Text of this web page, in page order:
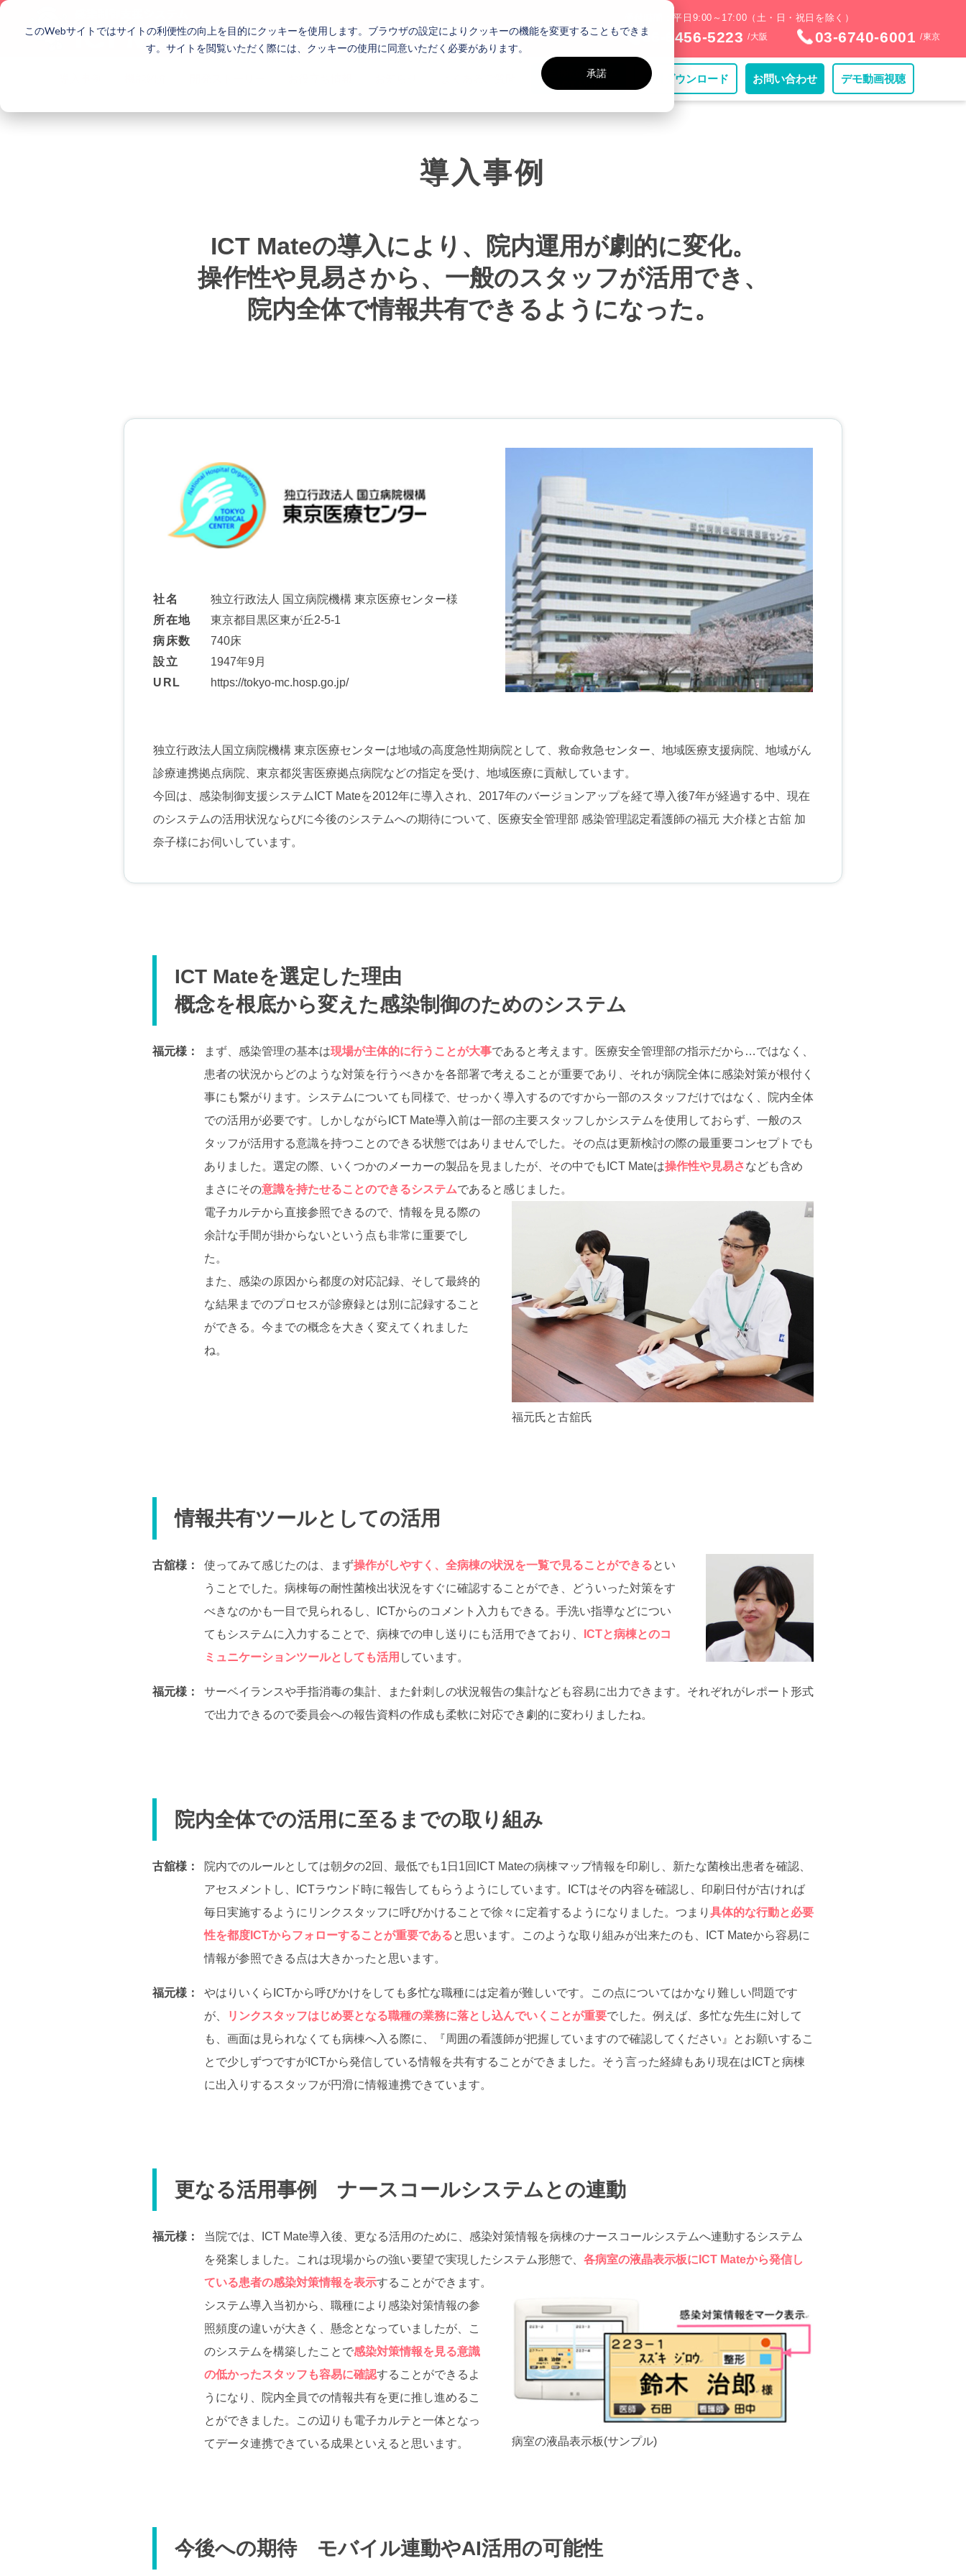
このWebサイトではサイトの利便性の向上を目的にクッキーを使用します。ブラウザの設定によりクッキーの機能を変更することもできま
す。サイトを閲覧いただく際には、クッキーの使用に同意いただく必要があります。
承諾
微生物検査システム 資料 ダウンロード お問い合わせ デモ動画視聴
受付時間：平日9:00～17:00（土・日・祝日を除く）
06-6456-5223 /大阪 03-6740-6001 /東京
導入事例
ICT Mateの導入により、院内運用が劇的に変化。
操作性や見易さから、一般のスタッフが活用でき、
院内全体で情報共有できるようになった。
社名
独立行政法人 国立病院機構 東京医療センター様
所在地
東京都目黒区東が丘2-5-1
病床数
740床
設立
1947年9月
URL
https://tokyo-mc.hosp.go.jp/
独立行政法人国立病院機構 東京医療センターは地域の高度急性期病院として、救命救急センター、地域医療支援病院、地域がん
診療連携拠点病院、東京都災害医療拠点病院などの指定を受け、地域医療に貢献しています。
今回は、感染制御支援システムICT Mateを2012年に導入され、2017年のバージョンアップを経て導入後7年が経過する中、現在
のシステムの活用状況ならびに今後のシステムへの期待について、医療安全管理部 感染管理認定看護師の福元 大介様と古舘 加
奈子様にお伺いしています。
ICT Mateを選定した理由
概念を根底から変えた感染制御のためのシステム
福元様： まず、感染管理の基本は現場が主体的に行うことが大事であると考えます。医療安全管理部の指示だから…ではなく、
患者の状況からどのような対策を行うべきかを各部署で考えることが重要であり、それが病院全体に感染対策が根付く
事にも繋がります。システムについても同様で、せっかく導入するのですから一部のスタッフだけではなく、院内全体
での活用が必要です。しかしながらICT Mate導入前は一部の主要スタッフしかシステムを使用しておらず、一般のス
タッフが活用する意識を持つことのできる状態ではありませんでした。その点は更新検討の際の最重要コンセプトでも
ありました。選定の際、いくつかのメーカーの製品を見ましたが、その中でもICT Mateは操作性や見易さなども含め
まさにその意識を持たせることのできるシステムであると感じました。
福元氏と古舘氏
電子カルテから直接参照できるので、情報を見る際の
余計な手間が掛からないという点も非常に重要でし
た。
また、感染の原因から都度の対応記録、そして最終的
な結果までのプロセスが診療録とは別に記録すること
ができる。今までの概念を大きく変えてくれました
ね。
情報共有ツールとしての活用
古舘様： 使ってみて感じたのは、まず操作がしやすく、全病棟の状況を一覧で見ることができるとい
うことでした。病棟毎の耐性菌検出状況をすぐに確認することができ、どういった対策をす
べきなのかも一目で見られるし、ICTからのコメント入力もできる。手洗い指導などについ
てもシステムに入力することで、病棟での申し送りにも活用できており、
ICTと病棟とのコ
ミュニケーションツールとしても活用 しています。
福元様：
サーベイランスや手指消毒の集計、また針刺しの状況報告の集計なども容易に出力できます。それぞれがレポート形式
で出力できるので委員会への報告資料の作成も柔軟に対応でき劇的に変わりましたね。
院内全体での活用に至るまでの取り組み
古舘様：
院内でのルールとしては朝夕の2回、最低でも1日1回ICT Mateの病棟マップ情報を印刷し、新たな菌検出患者を確認、
アセスメントし、ICTラウンド時に報告してもらうようにしています。ICTはその内容を確認し、印刷日付が古ければ
毎日実施するようにリンクスタッフに呼びかけることで徐々に定着するようになりました。つまり 具体的な行動と必要
性を都度ICTからフォローすることが重要であると思います。このような取り組みが出来たのも、ICT Mateから容易に
情報が参照できる点は大きかったと思います。
福元様：
やはりいくらICTから呼びかけをしても多忙な職種には定着が難しいです。この点についてはかなり難しい問題です
が、
リンクスタッフはじめ要となる職種の業務に落とし込んでいくことが重要でした。例えば、多忙な先生に対して
も、画面は見られなくても病棟へ入る際に、『周囲の看護師が把握していますので確認してください』とお願いするこ
とで少しずつですがICTから発信している情報を共有することができました。そう言った経緯もあり現在はICTと病棟
に出入りするスタッフが円滑に情報連携できています。
更なる活用事例 ナースコールシステムとの連動
福元様：
当院では、ICT Mate導入後、更なる活用のために、感染対策情報を病棟のナースコールシステムへ連動するシステム
を発案しました。これは現場からの強い要望で実現したシステム形態で、 各病室の液晶表示板にICT Mateから発信し
ている患者の感染対策情報を表示することができます。
病室の液晶表示板(サンプル)
システム導入当初から、職種により感染対策情報の参
照頻度の違いが大きく、懸念となっていましたが、こ
のシステムを構築したことで感染対策情報を見る意識
の低かったスタッフも容易に確認することができるよ
うになり、院内全員での情報共有を更に推し進めるこ
とができました。この辺りも電子カルテと一体となっ
てデータ連携できている成果といえると思います。
今後への期待 モバイル連動やAI活用の可能性